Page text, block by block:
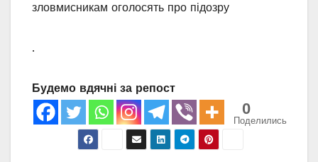
зловмисникам оголосять про підозру
.
Будемо вдячні за репост
0
Поделились